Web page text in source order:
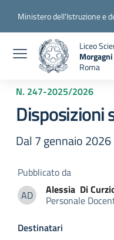
Slim top
Ministero dell'Istruzione e
Liceo
Morgagni
Roma
N. 247-2025/2026
Disposizioni
Dal 7 gennaio 2026
Pubblicato da
ADAlessia Di Curzio
Alessia Di
Personale
Destinatari